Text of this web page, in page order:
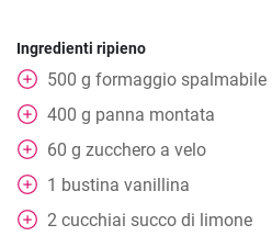
Ingredienti ripieno
500 g formaggio spalmabile
400 g panna montata
60 g zucchero a velo
1 bustina vanillina
2 cucchiai succo di limone